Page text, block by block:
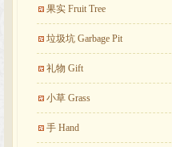
果实 Fruit Tree
垃圾坑 Garbage Pit
礼物 Gift
小草 Grass
手 Hand